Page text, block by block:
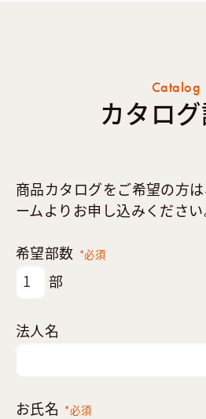
Catalog
カタロ
商品カタログをご希望の方
ームよりお申し込みください
希望部数 *必須
部
法人名
お氏名 *必須